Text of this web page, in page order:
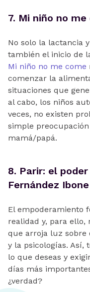
7. Mi niño no
No solo la lactancia
también el inicio de
Mi niño no me come
comenzar la
situaciones que
al cabo, los niños
veces, no existen
simple
mamá/papá.
‍8. Parir: el
Fernández Ibone
El empoderamiento
realidad y, para
que arroja luz sobre
y la psicologías. Así,
lo que deseas y
días más
¿verdad?